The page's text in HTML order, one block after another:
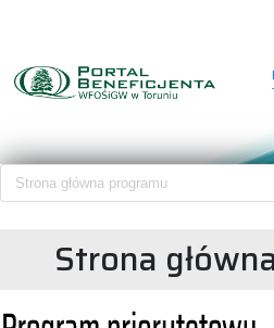
Strona główna programu
Strona